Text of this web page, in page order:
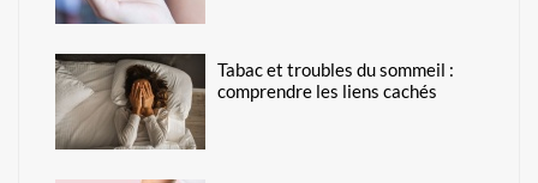
Tabac et troubles du sommeil :
comprendre les liens cachés